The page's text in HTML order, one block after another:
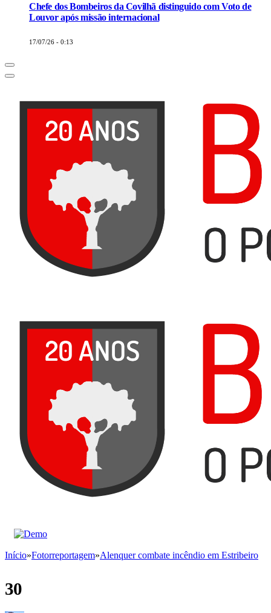
Chefe dos Bombeiros da Covilhã distinguido com Voto de
Louvor após missão internacional
17/07/26 - 0:13
Início»Fotorreportagem»Alenquer combate incêndio em Estribeiro
30